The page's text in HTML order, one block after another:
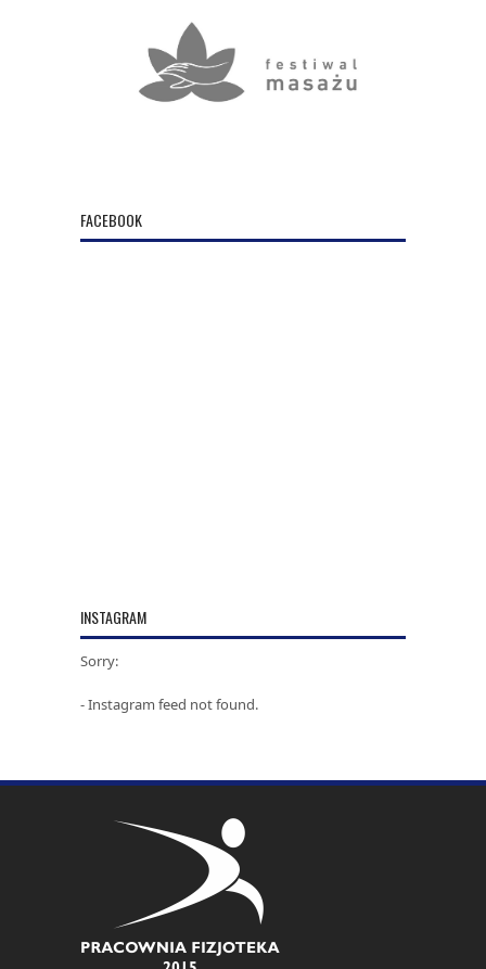
FACEBOOK
INSTAGRAM
Sorry:
- Instagram feed not found.